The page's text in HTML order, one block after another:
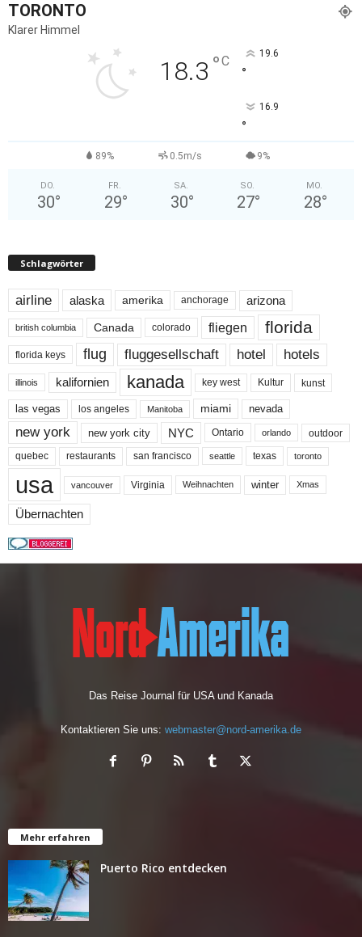
TORONTO
Klarer Himmel
18.3 °C 19.6
°
16.9
°
89% 0.5m/s 9%
DO.
30°
FR.
29°
SA.
30°
SO.
27°
MO.
28°
Schlagwörter
airline alaska amerika anchorage arizona
british columbia Canada colorado fliegen florida
florida keys flug fluggesellschaft hotel hotels
illinois kalifornien kanada key west Kultur kunst
las vegas los angeles Manitoba miami nevada
new york new york city NYC Ontario orlando outdoor
quebec restaurants san francisco seattle texas toronto
usa vancouver Virginia Weihnachten winter Xmas
Übernachten
Das Reise Journal für USA und Kanada
Kontaktieren Sie uns: webmaster@nord-amerika.de
Mehr erfahren
Puerto Rico entdecken